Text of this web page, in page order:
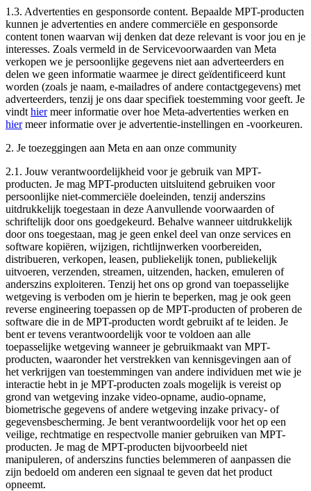
1.3. Advertenties en gesponsorde content. Bepaalde MPT-producten
kunnen je advertenties en andere commerciële en gesponsorde
content tonen waarvan wij denken dat deze relevant is voor jou en je
interesses. Zoals vermeld in de Servicevoorwaarden van Meta
verkopen we je persoonlijke gegevens niet aan adverteerders en
delen we geen informatie waarmee je direct geïdentificeerd kunt
worden (zoals je naam, e-mailadres of andere contactgegevens) met
adverteerders, tenzij je ons daar specifiek toestemming voor geeft. Je
vindt hiermeer informatie over hoe Meta-advertenties werken en
hiermeer informatie over je advertentie-instellingen en -voorkeuren.
2. Je toezeggingen aan Meta en aan onze community
2.1. Jouw verantwoordelijkheid voor je gebruik van MPT-
producten. Je mag MPT-producten uitsluitend gebruiken voor
persoonlijke niet-commerciële doeleinden, tenzij anderszins
uitdrukkelijk toegestaan in deze Aanvullende voorwaarden of
schriftelijk door ons goedgekeurd. Behalve wanneer uitdrukkelijk
door ons toegestaan, mag je geen enkel deel van onze services en
software kopiëren, wijzigen, richtlijnwerken voorbereiden,
distribueren, verkopen, leasen, publiekelijk tonen, publiekelijk
uitvoeren, verzenden, streamen, uitzenden, hacken, emuleren of
anderszins exploiteren. Tenzij het ons op grond van toepasselijke
wetgeving is verboden om je hierin te beperken, mag je ook geen
reverse engineering toepassen op de MPT-producten of proberen de
software die in de MPT-producten wordt gebruikt af te leiden. Je
bent er tevens verantwoordelijk voor te voldoen aan alle
toepasselijke wetgeving wanneer je gebruikmaakt van MPT-
producten, waaronder het verstrekken van kennisgevingen aan of
het verkrijgen van toestemmingen van andere individuen met wie je
interactie hebt in je MPT-producten zoals mogelijk is vereist op
grond van wetgeving inzake video-opname, audio-opname,
biometrische gegevens of andere wetgeving inzake privacy- of
gegevensbescherming. Je bent verantwoordelijk voor het op een
veilige, rechtmatige en respectvolle manier gebruiken van MPT-
producten. Je mag de MPT-producten bijvoorbeeld niet
manipuleren, of anderszins functies belemmeren of aanpassen die
zijn bedoeld om anderen een signaal te geven dat het product
opneemt.